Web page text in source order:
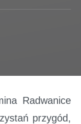
Radwanice
przygód,